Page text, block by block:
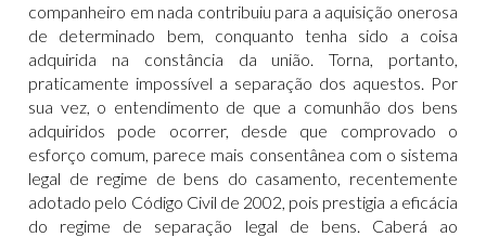
companheiro em nada contribuiu para a aquisição onerosa
de determinado bem, conquanto tenha sido a coisa
adquirida na constância da união. Torna, portanto,
praticamente impossível a separação dos aquestos. Por
sua vez, o entendimento de que a comunhão dos bens
adquiridos pode ocorrer, desde que comprovado o
esforço comum, parece mais consentânea com o sistema
legal de regime de bens do casamento, recentemente
adotado pelo Código Civil de 2002, pois prestigia a eficácia
do regime de separação legal de bens. Caberá ao